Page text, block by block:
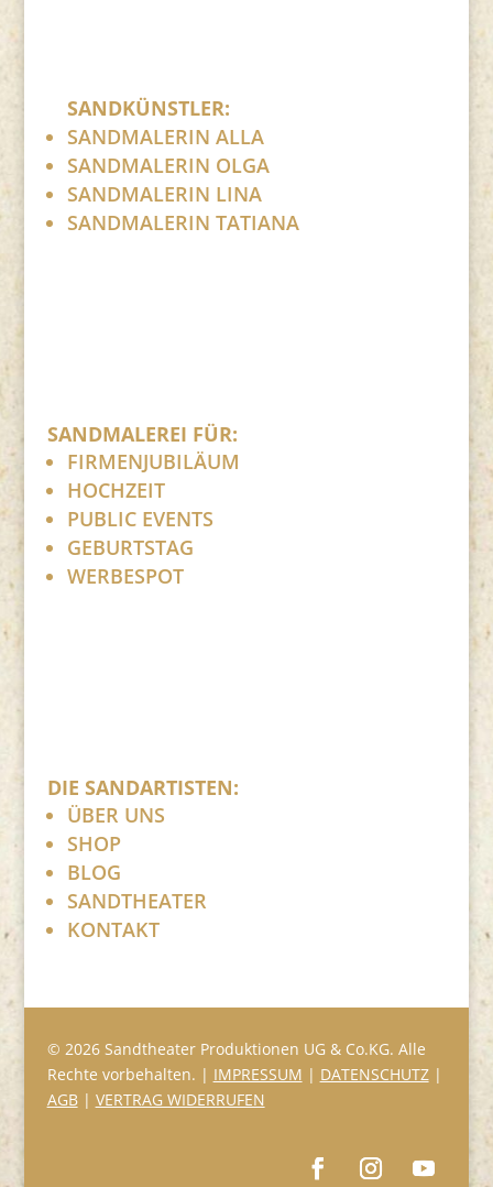
SANDKÜNSTLER:
SANDMALERIN ALLA
SANDMALERIN OLGA
SANDMALERIN LINA
SANDMALERIN TATIANA
SANDMALEREI FÜR:
FIRMENJUBILÄUM
HOCHZEIT
PUBLIC EVENTS
GEBURTSTAG
WERBESPOT
DIE SANDARTISTEN:
ÜBER UNS
SHOP
BLOG
SANDTHEATER
KONTAKT
© 2026 Sandtheater Produktionen UG & Co.KG. Alle
Rechte vorbehalten. | IMPRESSUM | DATENSCHUTZ|
AGB| VERTRAG WIDERRUFEN